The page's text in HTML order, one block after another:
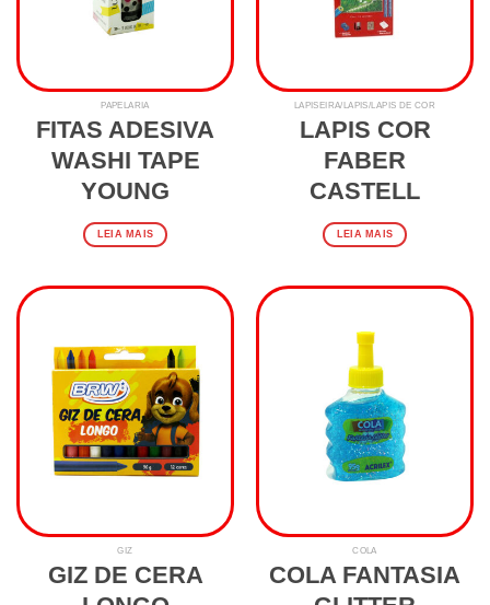
PAPELARIA
FITAS ADESIVA
WASHI TAPE
YOUNG
LEIA MAIS
LAPISEIRA/LÁPIS/LAPIS DE COR
LAPIS COR
FABER
CASTELL
LEIA MAIS
GIZ
GIZ DE CERA
COLA
COLA FANTASIA